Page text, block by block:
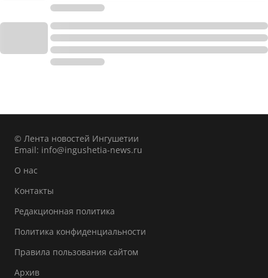
© Лента новостей Ингушетии
Email: info@ingushetia-news.ru
О нас
Контакты
Редакционная политика
Политика конфиденциальности
Правила пользования сайтом
Архив